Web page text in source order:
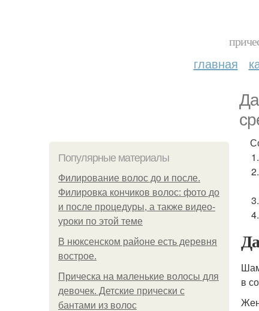
главная
Популярные материалы
Филирование волос до и после.
Филировка кончиков волос: фото до
и после процедуры, а также видео-
уроки по этой теме
В нюксенском районе есть деревня
вострое.
Прическа на маленькие волосы для
девочек. Детские прически с
бантами из волос
в